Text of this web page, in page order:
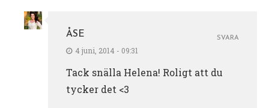
ÅSE
4 juni, 2014 - 09:31
Tack snälla Helena! Roligt att du
tycker det <3
SVARA